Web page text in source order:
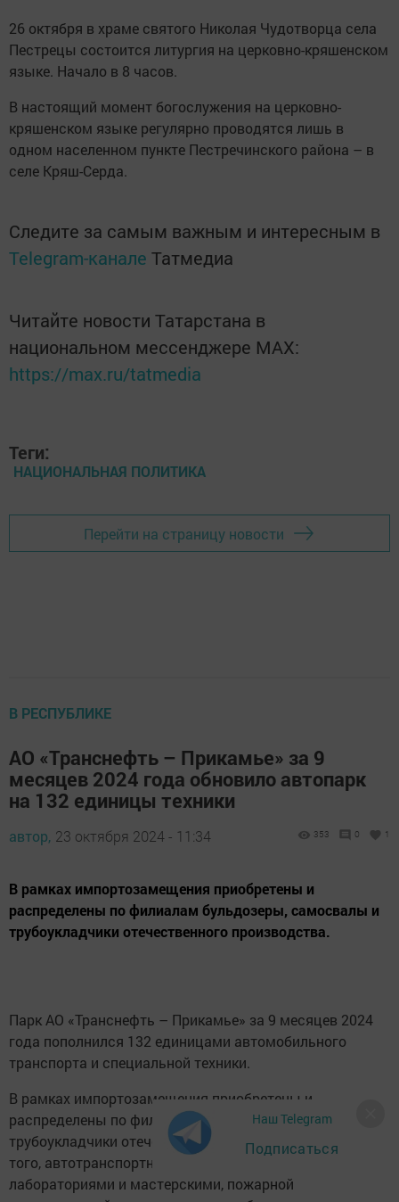
26 октября в храме святого Николая Чудотворца села
Пестрецы состоится литургия на церковно-кряшенском
языке. Начало в 8 часов.
В настоящий момент богослужения на церковно-
кряшенском языке регулярно проводятся лишь в
одном населенном пункте Пестречинского района – в
селе Кряш-Серда.
Следите за самым важным и интересным в
Telegram-канале Татмедиа
Читайте новости Татарстана в
национальном мессенджере MАХ:
https://max.ru/tatmedia
Теги:
НАЦИОНАЛЬНАЯ ПОЛИТИКА
Перейти на страницу новости
В РЕСПУБЛИКЕ
АО «Транснефть – Прикамье» за 9
месяцев 2024 года обновило автопарк
на 132 единицы техники
автор, 23 октября 2024 - 11:34 353 0 1
В рамках импортозамещения приобретены и
распределены по филиалам бульдозеры, самосвалы и
трубоукладчики отечественного производства.
Парк АО «Транснефть – Прикамье» за 9 месяцев 2024
года пополнился 132 единицами автомобильного
транспорта и специальной техники.
В рамках импортозамещения приобретены и
распределены по филиалам бульдозеры, самосвалы и
трубоукладчики отечественного производства. Кроме
того, автотранспортный парк пополнен передвижными
лабораториями и мастерскими, пожарной
Наш Telegram
Подписаться